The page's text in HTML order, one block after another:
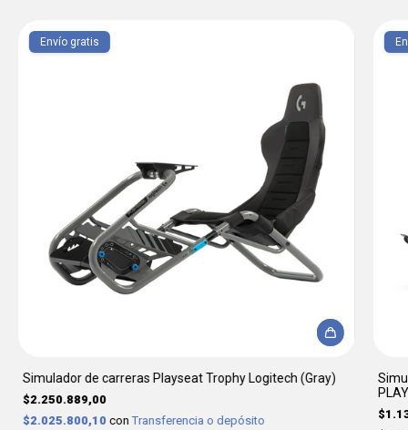
Envío gratis
Simulador de carreras Playseat Trophy Logitech (Gray)
$2.250.889,00
$2.025.800,10 con Transferencia o depósito